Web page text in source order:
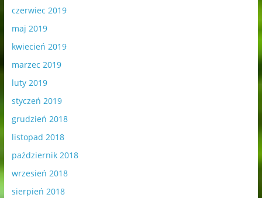
czerwiec 2019
maj 2019
kwiecień 2019
marzec 2019
luty 2019
styczeń 2019
grudzień 2018
listopad 2018
październik 2018
wrzesień 2018
sierpień 2018